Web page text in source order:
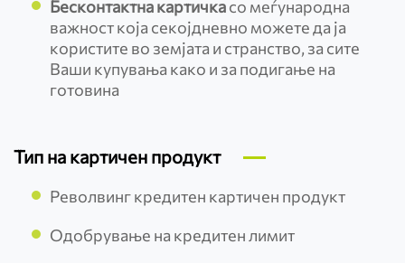
Бесконтактна картичкасо меѓународна
важност која секојдневно можете да ја
користите во земјата и странство, за сите
Ваши купувања како и за подигање на
готовина
Тип на картичен продукт
Револвинг кредитен картичен продукт
Одобрување на кредитен лимит